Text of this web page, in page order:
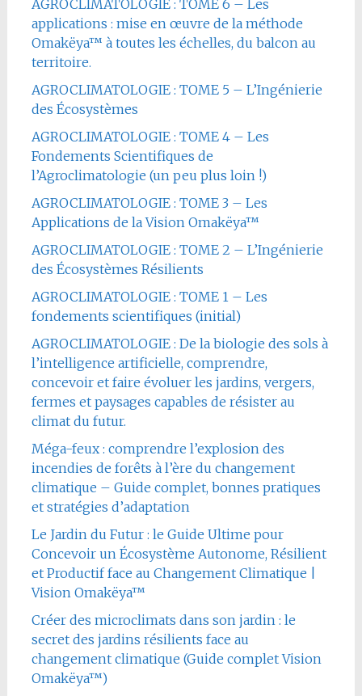
AGROCLIMATOLOGIE : TOME 6 – Les
applications : mise en œuvre de la méthode
Omakëya™ à toutes les échelles, du balcon au
territoire.
AGROCLIMATOLOGIE : TOME 5 – L’Ingénierie
des Écosystèmes
AGROCLIMATOLOGIE : TOME 4 – Les
Fondements Scientifiques de
l’Agroclimatologie (un peu plus loin !)
AGROCLIMATOLOGIE : TOME 3 – Les
Applications de la Vision Omakëya™
AGROCLIMATOLOGIE : TOME 2 – L’Ingénierie
des Écosystèmes Résilients
AGROCLIMATOLOGIE : TOME 1 – Les
fondements scientifiques (initial)
AGROCLIMATOLOGIE : De la biologie des sols à
l’intelligence artificielle, comprendre,
concevoir et faire évoluer les jardins, vergers,
fermes et paysages capables de résister au
climat du futur.
Méga-feux : comprendre l’explosion des
incendies de forêts à l’ère du changement
climatique – Guide complet, bonnes pratiques
et stratégies d’adaptation
Le Jardin du Futur : le Guide Ultime pour
Concevoir un Écosystème Autonome, Résilient
et Productif face au Changement Climatique |
Vision Omakëya™
Créer des microclimats dans son jardin : le
secret des jardins résilients face au
changement climatique (Guide complet Vision
Omakëya™)